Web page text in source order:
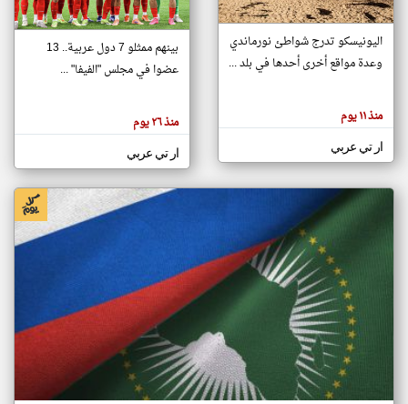
تغيير الدولة
اخبار جزر القمر على مدار الساعة
أهم اخبار جزر القمر العاجلة والمباشرة
هنا عن
وجهة
كاتبيها.
اليونيسكو تدرج شواطئ نورماندي
وعدة مواقع أخرى أحدها في بلد ...
منذ ١١ يوم
ار تي عربي
بينهم ممثلو 7 دول عربية.. 13
عضوا في مجلس "الفيفا" ...
منذ ٢٦ يوم
ار تي عربي
klyoum.com